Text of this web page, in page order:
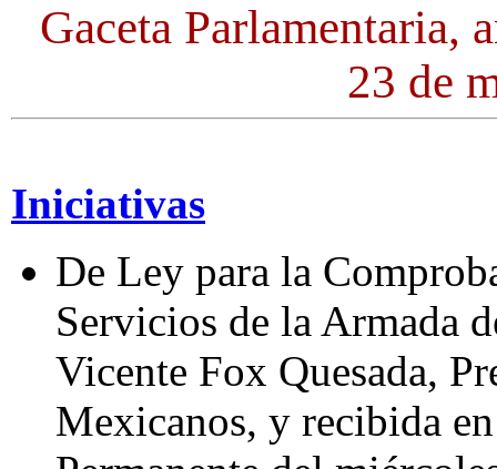
Gaceta Parlamentaria,
23 de
Iniciativas
De Ley para la
Servicios de la Armada
Vicente Fox Quesada,
Mexicanos, y recibida